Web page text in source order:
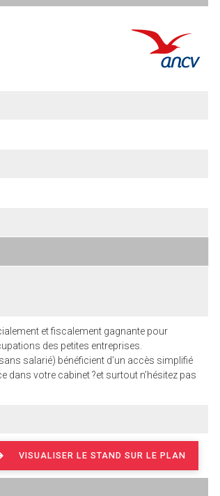
et fiscalement gagnante pour
des petites entreprises.
salarié) bénéficient d’un accès simplifié
dans votre cabinet ?et surtout n’hésitez pas
VISUALISER LE STAND SUR LE PLAN